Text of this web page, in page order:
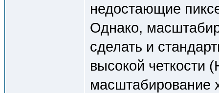
недостающие
Однако,
сделать и
высокой четкости
масштабирование